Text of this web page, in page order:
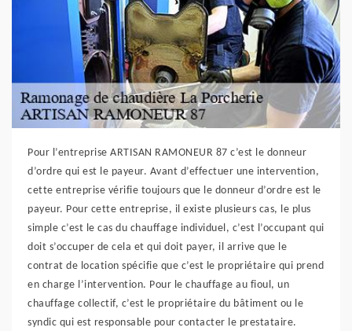
Pour l’entreprise ARTISAN RAMONEUR 87 c’est le donneur
d’ordre qui est le payeur. Avant d’effectuer une intervention,
cette entreprise vérifie toujours que le donneur d’ordre est le
payeur. Pour cette entreprise, il existe plusieurs cas, le plus
simple c’est le cas du chauffage individuel, c’est l’occupant qui
doit s’occuper de cela et qui doit payer, il arrive que le
contrat de location spécifie que c’est le propriétaire qui prend
en charge l’intervention. Pour le chauffage au fioul, un
chauffage collectif, c’est le propriétaire du bâtiment ou le
syndic qui est responsable pour contacter le prestataire.